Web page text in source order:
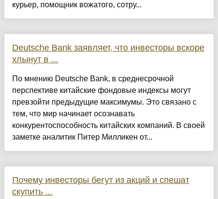
курьер, помощник вожатого, сотру...
Deutsche Bank заявляет, что инвесторы вскоре
хлынут в ...
По мнению Deutsche Bank, в среднесрочной
перспективе китайские фондовые индексы могут
превзойти предыдущие максимумы. Это связано с
тем, что мир начинает осознавать
конкурентоспособность китайских компаний. В своей
заметке аналитик Питер Милликен от...
Почему инвесторы бегут из акций и спешат
скупить ...